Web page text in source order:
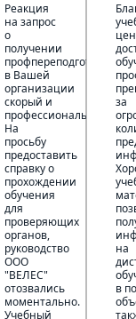
Реакция
на запрос
о
получении
профпереподготовки
в Вашей
организации
скорый и
профессиональный.
На
просьбу
предоставить
справку о
прохождении
обучения
для
проверяющих
органов,
руководство
ООО
"ВЕЛЕС"
отозвались
моментально.
Учебный
за
на
в